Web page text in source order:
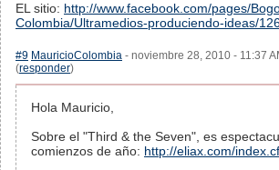
EL sitio: http://www.facebook.com/pages/
Colombia/Ultramedios-produciendo-ideas/
#9 MauricioColombia - noviembre 28, 2010 - 11:37
(responder)
Hola Mauricio,
Sobre el "Third & the Seven", es
comienzos de año: http://eliax.com/